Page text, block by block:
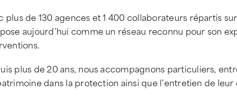
plus de 130 agences et 1 400 collaborateurs répartis
aujourd’hui comme un réseau reconnu pour son
plus de 20 ans, nous accompagnons particuliers,
dans la protection ainsi que l’entretien de